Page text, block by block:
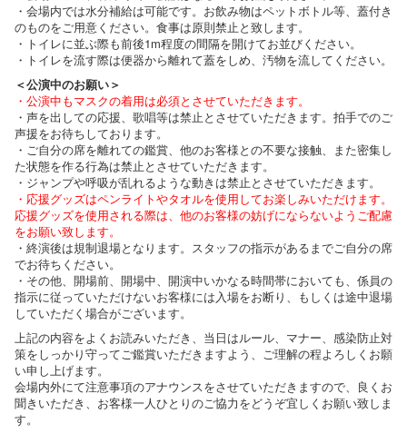
・会場内では水分補給は可能です。お飲み物はペットボトル等、蓋付き
のものをご用意ください。食事は原則禁止と致します。
・トイレに並ぶ際も前後1m程度の間隔を開けてお並びください。
・トイレを流す際は便器から離れて蓋をしめ、汚物を流してください。
＜公演中のお願い＞
・公演中もマスクの着用は必須とさせていただきます。
・声を出しての応援、歌唱等は禁止とさせていただきます。拍手でのご
声援をお待ちしております。
・ご自分の席を離れての鑑賞、他のお客様との不要な接触、また密集し
た状態を作る行為は禁止とさせていただきます。
・ジャンプや呼吸が乱れるような動きは禁止とさせていただきます。
・応援グッズはペンライトやタオルを使用してお楽しみいただけます。
応援グッズを使用される際は、他のお客様の妨げにならないようご配慮
をお願い致します。
・終演後は規制退場となります。スタッフの指示があるまでご自分の席
でお待ちください。
・その他、開場前、開場中、開演中いかなる時間帯においても、係員の
指示に従っていただけないお客様には入場をお断り、もしくは途中退場
していただく場合がございます。
上記の内容をよくお読みいただき、当日はルール、マナー、感染防止対
策をしっかり守ってご鑑賞いただきますよう、ご理解の程よろしくお願
い申し上げます。
会場内外にて注意事項のアナウンスをさせていただきますので、良くお
聞きいただき、お客様一人ひとりのご協力をどうぞ宜しくお願い致しま
す。